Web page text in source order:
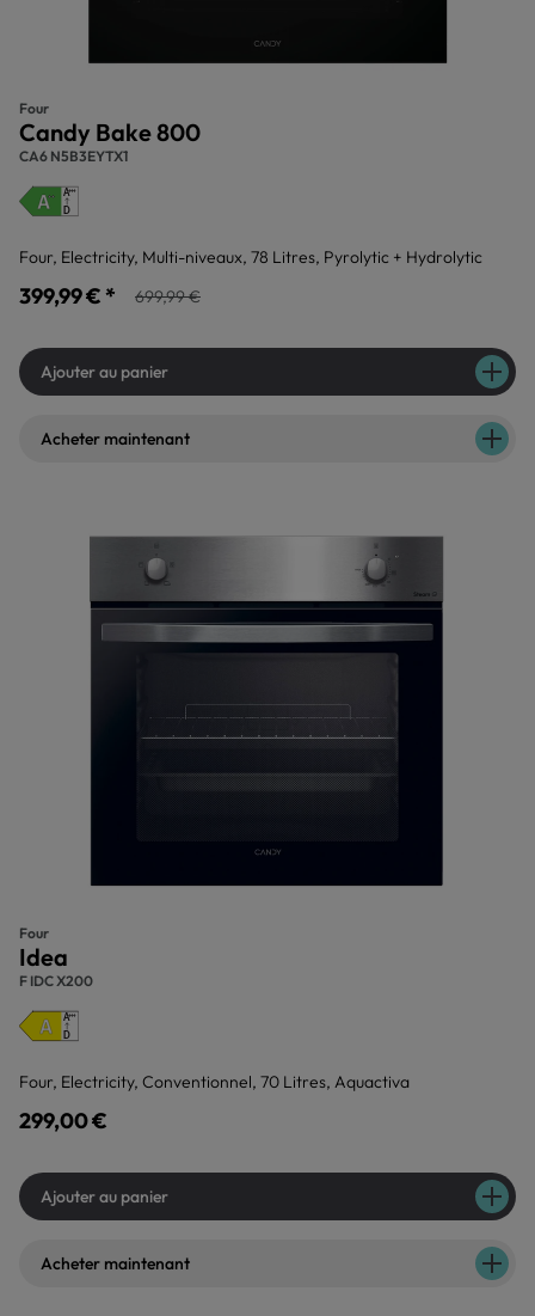
Four
Candy Bake 800
CA6 N5B3EYTX1
Four, Electricity, Multi-niveaux, 78 Litres, Pyrolytic + Hydrolytic
399,99 € * 699,99 €
Ajouter au panier
Acheter maintenant
Four
Idea
F IDC X200
Four, Electricity, Conventionnel, 70 Litres, Aquactiva
299,00 €
Ajouter au panier
Acheter maintenant